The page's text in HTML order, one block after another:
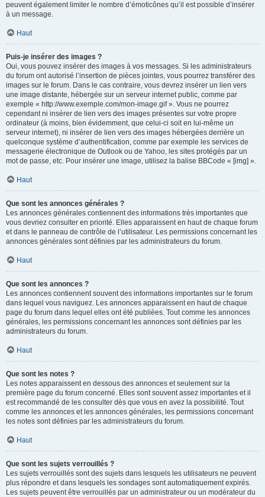
peuvent également limiter le nombre d’émoticônes qu’il est possible d’insérer
à un message.
Haut
Puis-je insérer des images ?
Oui, vous pouvez insérer des images à vos messages. Si les administrateurs
du forum ont autorisé l’insertion de pièces jointes, vous pourrez transférer des
images sur le forum. Dans le cas contraire, vous devrez insérer un lien vers
une image distante, hébergée sur un serveur internet public, comme par
exemple « http://www.exemple.com/mon-image.gif ». Vous ne pourrez
cependant ni insérer de lien vers des images présentes sur votre propre
ordinateur (à moins, bien évidemment, que celui-ci soit en lui-même un
serveur internet), ni insérer de lien vers des images hébergées derrière un
quelconque système d’authentification, comme par exemple les services de
messagerie électronique de Outlook ou de Yahoo, les sites protégés par un
mot de passe, etc. Pour insérer une image, utilisez la balise BBCode « [img] ».
Haut
Que sont les annonces générales ?
Les annonces générales contiennent des informations très importantes que
vous devriez consulter en priorité. Elles apparaissent en haut de chaque forum
et dans le panneau de contrôle de l’utilisateur. Les permissions concernant les
annonces générales sont définies par les administrateurs du forum.
Haut
Que sont les annonces ?
Les annonces contiennent souvent des informations importantes sur le forum
dans lequel vous naviguez. Les annonces apparaissent en haut de chaque
page du forum dans lequel elles ont été publiées. Tout comme les annonces
générales, les permissions concernant les annonces sont définies par les
administrateurs du forum.
Haut
Que sont les notes ?
Les notes apparaissent en dessous des annonces et seulement sur la
première page du forum concerné. Elles sont souvent assez importantes et il
est recommandé de les consulter dès que vous en avez la possibilité. Tout
comme les annonces et les annonces générales, les permissions concernant
les notes sont définies par les administrateurs du forum.
Haut
Que sont les sujets verrouillés ?
Les sujets verrouillés sont des sujets dans lesquels les utilisateurs ne peuvent
plus répondre et dans lesquels les sondages sont automatiquement expirés.
Les sujets peuvent être verrouillés par un administrateur ou un modérateur du